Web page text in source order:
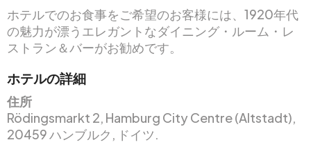
ホテルでのお食事をご希望のお客様には、1920年代
の魅力が漂うエレガントなダイニング・ルーム・レ
ストラン＆バーがお勧めです。
ホテルの詳細
住所
Rödingsmarkt 2, Hamburg City Centre (Altstadt),
20459 ハンブルク, ドイツ.